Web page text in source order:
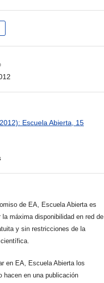
Escuela Abierta, 15
de EA, Escuela Abierta es
la máxima disponibilidad en red de
y sin restricciones de la
científica.
en EA, Escuela Abierta los
hacen en una publicación